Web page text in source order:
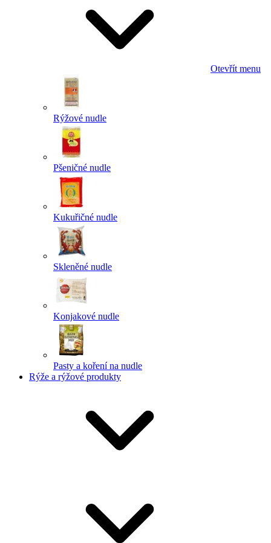
Otevřít menu
Rýžové nudle
Pšeničné nudle
Kukuřičné nudle
Skleněné nudle
Konjakové nudle
Pasty a koření na nudle
Rýže a rýžové produkty